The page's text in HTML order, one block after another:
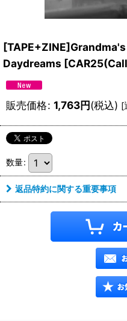
Daydreams [
販売価格: 1,763円(税込) [
数量:
返品特約に関する重要事項